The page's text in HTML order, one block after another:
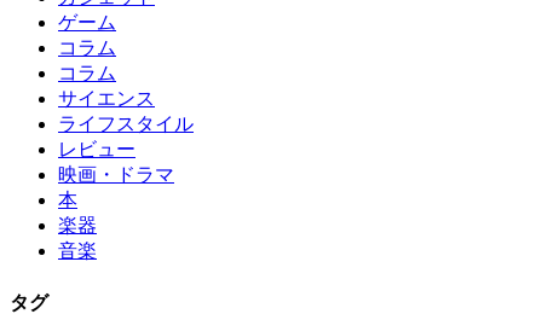
ゲーム
コラム
コラム
サイエンス
ライフスタイル
レビュー
映画・ドラマ
本
楽器
音楽
タグ